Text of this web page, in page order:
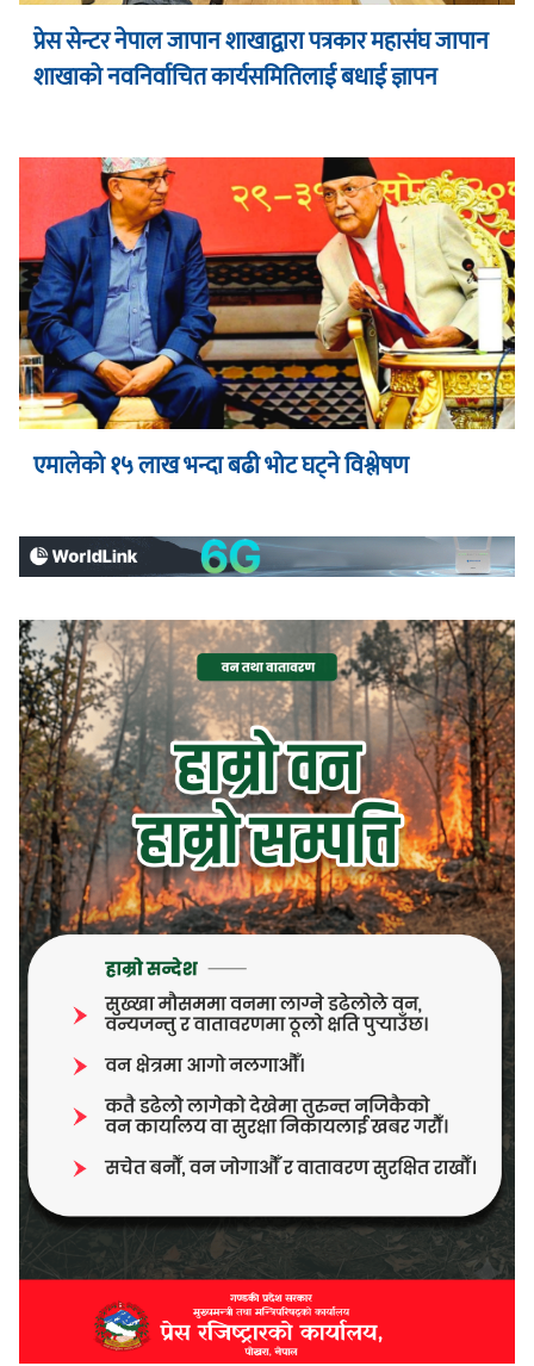
प्रेस सेन्टर नेपाल जापान शाखाद्वारा पत्रकार महासंघ जापान
शाखाको नवनिर्वाचित कार्यसमितिलाई बधाई ज्ञापन
एमालेको १५ लाख भन्दा बढी भोट घट्ने विश्लेषण